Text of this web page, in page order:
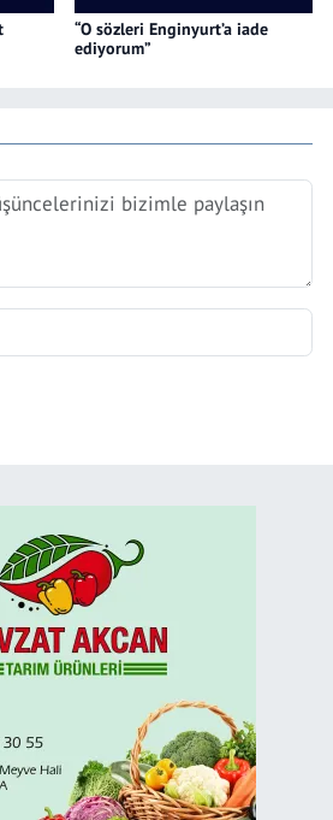
“O sözleri Enginyurt’a iade
ediyorum”